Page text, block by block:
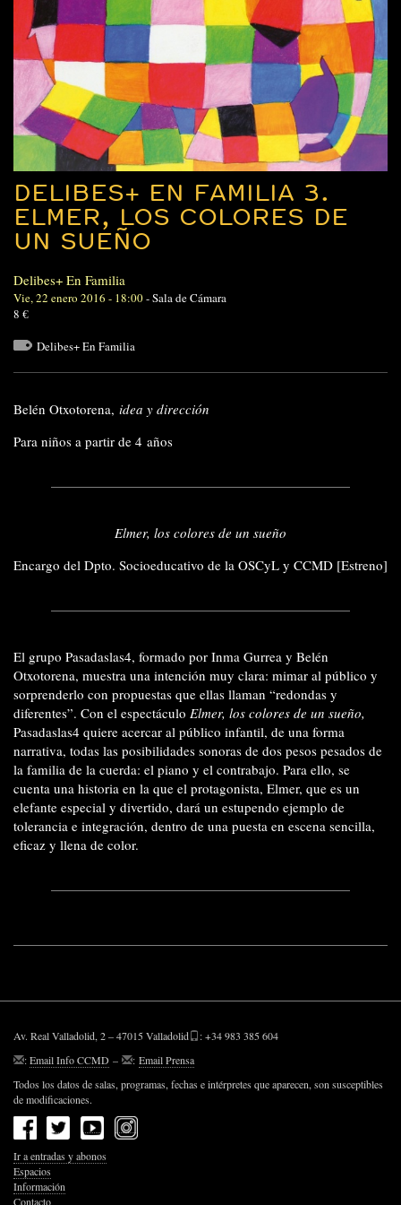
DELIBES+ EN FAMILIA 3.
ELMER, LOS COLORES DE
UN SUEÑO
Delibes+ En Familia
Vie, 22 enero 2016 - 18:00-Sala de Cámara
8 €
Delibes+ En Familia
Belén Otxotorena, idea y dirección
Para niños a partir de 4 años
Elmer, los colores de un sueño
Encargo del Dpto. Socioeducativo de la OSCyL y CCMD [Estreno]
El grupo Pasadaslas4, formado por Inma Gurrea y Belén
Otxotorena, muestra una intención muy clara: mimar al público y
sorprenderlo con propuestas que ellas llaman “redondas y
diferentes”. Con el espectáculo Elmer, los colores de un sueño,
Pasadaslas4 quiere acercar al público infantil, de una forma
narrativa, todas las posibilidades sonoras de dos pesos pesados de
la familia de la cuerda: el piano y el contrabajo. Para ello, se
cuenta una historia en la que el protagonista, Elmer, que es un
elefante especial y divertido, dará un estupendo ejemplo de
tolerancia e integración, dentro de una puesta en escena sencilla,
eficaz y llena de color.
Av. Real Valladolid, 2 – 47015 Valladolid
: +34 983 385 604
:Email Info CCMD – : Email Prensa
Todos los datos de salas, programas, fechas e intérpretes que aparecen, son susceptibles
de modificaciones.
Ir a entradas y abonos
Espacios
Información
Contacto